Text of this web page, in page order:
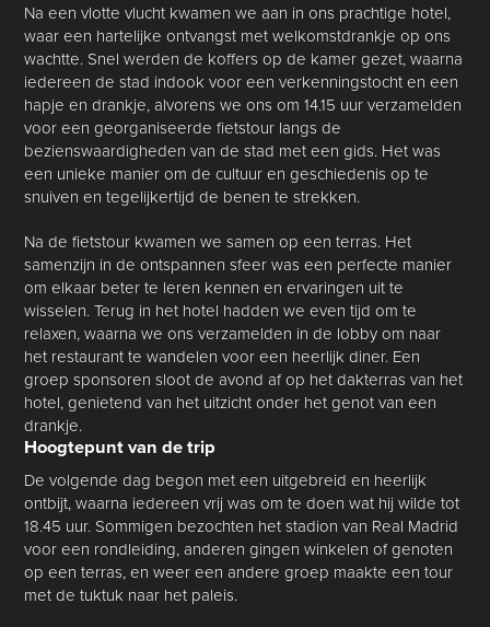
Na een vlotte vlucht kwamen we aan in ons prachtige hotel,
waar een hartelijke ontvangst met welkomstdrankje op ons
wachtte. Snel werden de koffers op de kamer gezet, waarna
iedereen de stad indook voor een verkenningstocht en een
hapje en drankje, alvorens we ons om 14.15 uur verzamelden
voor een georganiseerde fietstour langs de
bezienswaardigheden van de stad met een gids. Het was
een unieke manier om de cultuur en geschiedenis op te
snuiven en tegelijkertijd de benen te strekken.
Na de fietstour kwamen we samen op een terras. Het
samenzijn in de ontspannen sfeer was een perfecte manier
om elkaar beter te leren kennen en ervaringen uit te
wisselen. Terug in het hotel hadden we even tijd om te
relaxen, waarna we ons verzamelden in de lobby om naar
het restaurant te wandelen voor een heerlijk diner. Een
groep sponsoren sloot de avond af op het dakterras van het
hotel, genietend van het uitzicht onder het genot van een
drankje.
Hoogtepunt van de trip
De volgende dag begon met een uitgebreid en heerlijk
ontbijt, waarna iedereen vrij was om te doen wat hij wilde tot
18.45 uur. Sommigen bezochten het stadion van Real Madrid
voor een rondleiding, anderen gingen winkelen of genoten
op een terras, en weer een andere groep maakte een tour
met de tuktuk naar het paleis.